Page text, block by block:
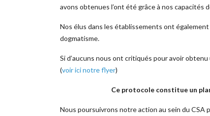
avons obtenues l’ont été grâce à nos capacités
Nos élus dans les établissements ont
dogmatisme.
Si d’aucuns nous ont critiqués pour avoir
(voir ici notre flyer)
Ce protocole constitue un
Nous poursuivrons notre action au sein du CSA